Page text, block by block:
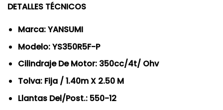
DETALLES TÉCNICOS
Marca: YANSUMI
Modelo: YS350R5F-P
Cilindraje De Motor: 350cc/4t/ Ohv
Tolva: Fija / 1.40m X 2.50 M
Llantas Del/Post.: 550-12